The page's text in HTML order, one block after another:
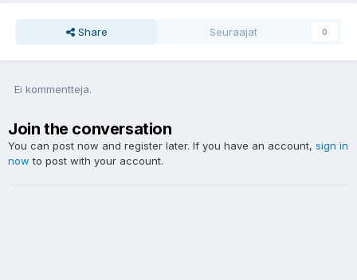
Share Seuraajat 0
Ei kommentteja.
Join the conversation
You can post now and register later. If you have an account, sign in
now to post with your account.